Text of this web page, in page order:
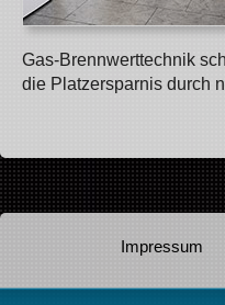
Gas-Brennwerttechnik
die Platzersparnis durch
Impressum